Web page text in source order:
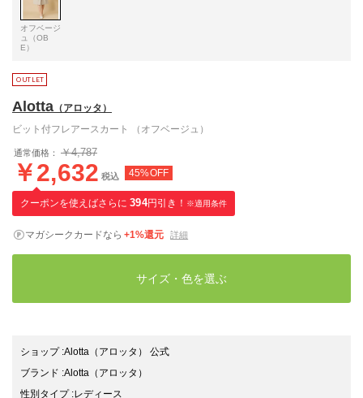
オフベージ
ュ（OB
E）
Alotta （アロッタ）
ビット付フレアースカート （オフベージュ）
通常価格： ￥4,787
￥2,632 税込 45%OFF
クーポンを使えばさらに 394円引き！ ※適用条件
マガシークカードなら +1%還元 詳細
サイズ・色を選ぶ
ショップ:Alotta（アロッタ） 公式
ブランド :Alotta （アロッタ）
性別タイプ:レディース